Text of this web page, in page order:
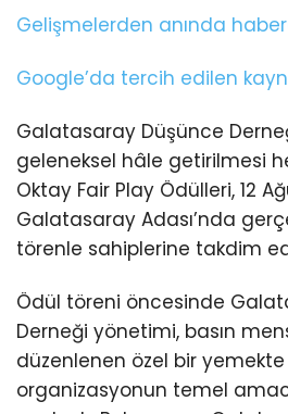
Gelişmelerden anında
Google’da tercih edilen
Galatasaray Düşünce
geleneksel hâle getirilmesi
Oktay Fair Play Ödülleri, 12
Galatasaray Adası’nda
törenle sahiplerine takdim
Ödül töreni öncesinde
Derneği yönetimi, basın
düzenlenen özel bir
organizasyonun temel